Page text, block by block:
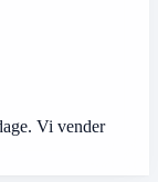
Vi vender